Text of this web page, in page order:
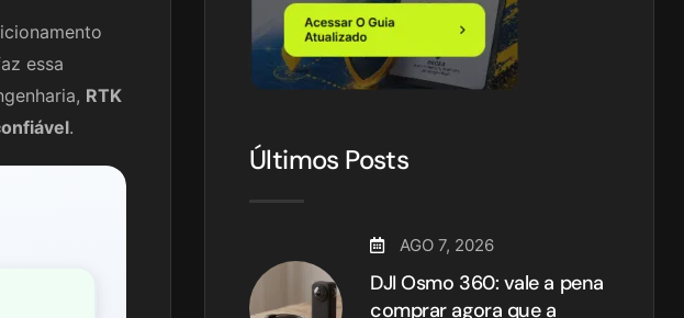
essa
RTK
.
Últimos Posts
AGO 7, 2026
DJI Osmo 360: vale a pena
comprar agora que a